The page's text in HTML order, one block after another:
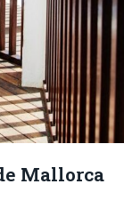
Mallorca